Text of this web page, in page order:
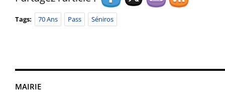
MAIRIE
Tags: 70 Ans Pass Séniros